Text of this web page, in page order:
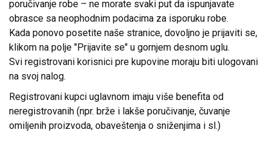
poručivanje robe – ne morate svaki put da ispunjavate
obrasce sa neophodnim podacima za isporuku robe.
Kada ponovo posetite naše stranice, dovoljno je prijaviti se,
klikom na polje "Prijavite se" u gornjem desnom uglu.
Svi registrovani korisnici pre kupovine moraju biti ulogovani
na svoj nalog.
Registrovani kupci uglavnom imaju više benefita od
neregistrovanih (npr. brže i lakše poručivanje, čuvanje
omiljenih proizvoda, obaveštenja o sniženjima i sl.)